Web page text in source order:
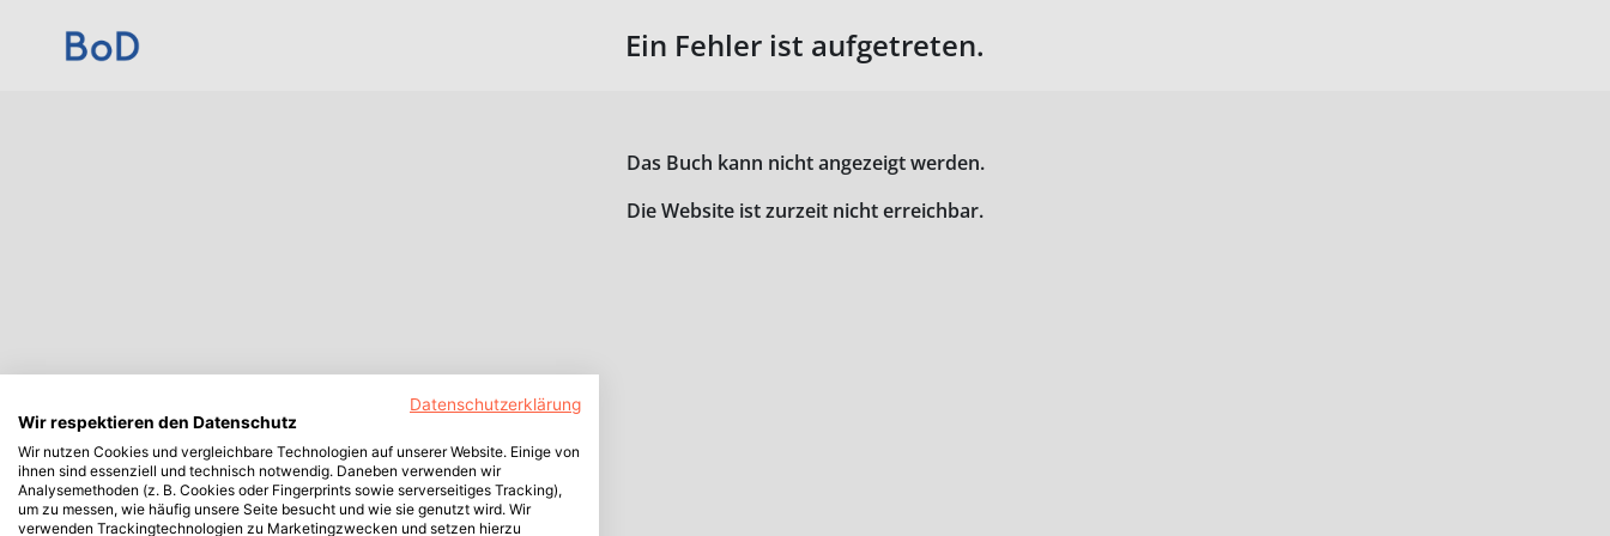
Ein Fehler ist aufgetreten.
Das Buch kann nicht angezeigt werden.
Die Website ist zurzeit nicht erreichbar.
Datenschutzerklärung
Wir respektieren den Datenschutz
Wir nutzen Cookies und vergleichbare Technologien auf unserer Website. Einige von
ihnen sind essenziell und technisch notwendig. Daneben verwenden wir
Analysemethoden (z. B. Cookies oder Fingerprints sowie serverseitiges Tracking),
um zu messen, wie häufig unsere Seite besucht und wie sie genutzt wird. Wir
verwenden Trackingtechnologien zu Marketingzwecken und setzen hierzu